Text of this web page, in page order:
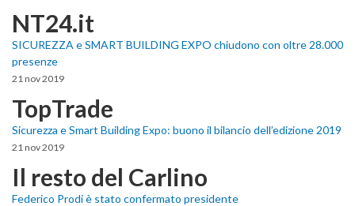
NT24.it
SICUREZZA e SMART BUILDING EXPO chiudono con oltre 28.000
presenze
21 nov 2019
TopTrade
Sicurezza e Smart Building Expo: buono il bilancio dell’edizione 2019
21 nov 2019
Il resto del Carlino
Federico Prodi è stato confermato presidente